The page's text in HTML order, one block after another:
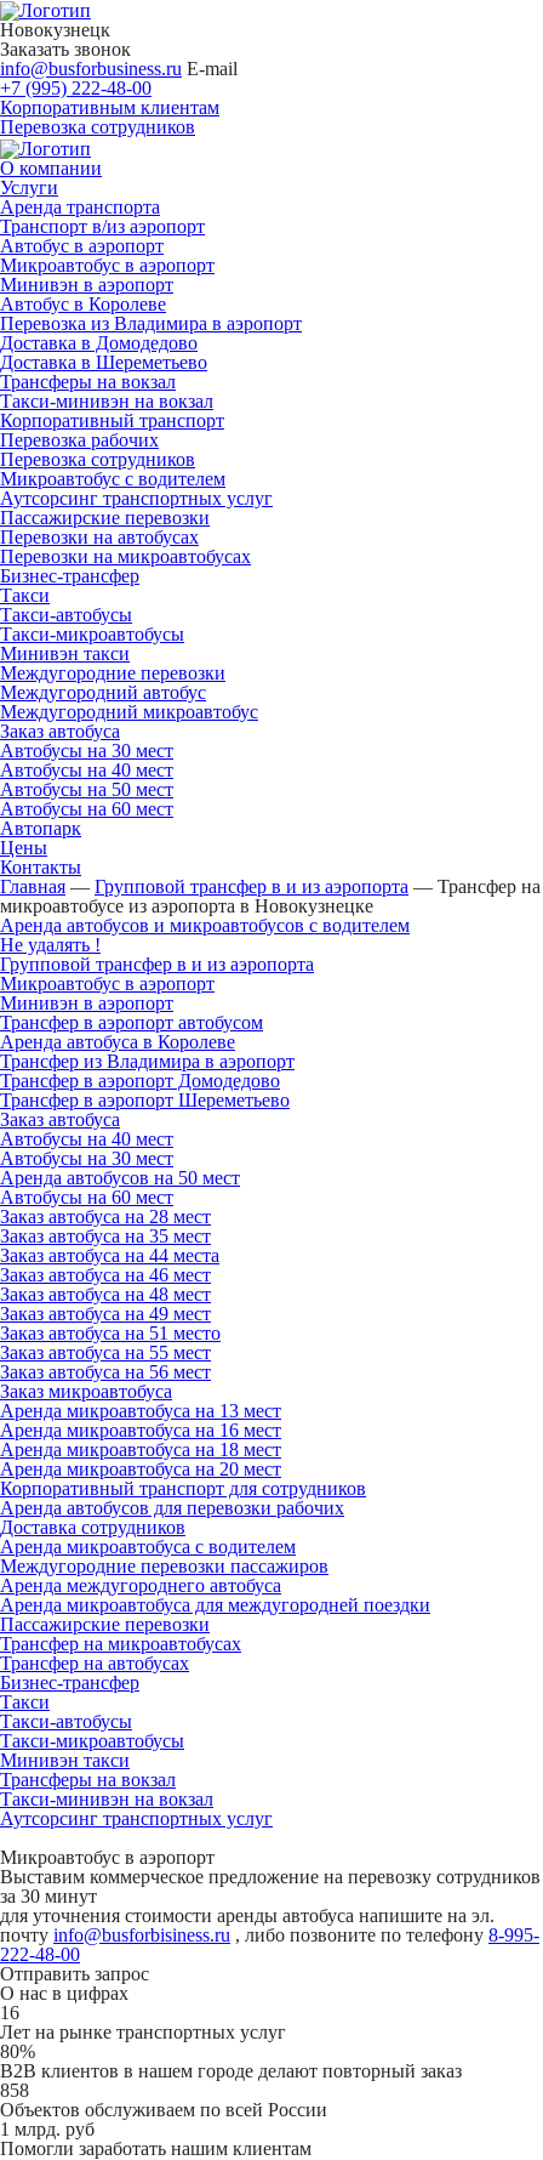
Новокузнецк
Заказать звонок
info@busforbusiness.ru E-mail
+7 (995) 222-48-00
Корпоративным клиентам
Перевозка сотрудников
О компании
Услуги
Аренда транспорта
Транспорт в/из аэропорт
Автобус в аэропорт
Микроавтобус в аэропорт
Минивэн в аэропорт
Автобус в Королеве
Перевозка из Владимира в аэропорт
Доставка в Домодедово
Доставка в Шереметьево
Трансферы на вокзал
Такси-минивэн на вокзал
Корпоративный транспорт
Перевозка рабочих
Перевозка сотрудников
Микроавтобус с водителем
Аутсорсинг транспортных услуг
Пассажирские перевозки
Перевозки на автобусах
Перевозки на микроавтобусах
Бизнес-трансфер
Такси
Такси-автобусы
Такси-микроавтобусы
Минивэн такси
Междугородние перевозки
Междугородний автобус
Междугородний микроавтобус
Заказ автобуса
Автобусы на 30 мест
Автобусы на 40 мест
Автобусы на 50 мест
Автобусы на 60 мест
Автопарк
Цены
Контакты
Главная — Групповой трансфер в и из аэропорта — Трансфер на
микроавтобусе из аэропорта в Новокузнецке
Аренда автобусов и микроавтобусов с водителем
Не удалять !
Групповой трансфер в и из аэропорта
Микроавтобус в аэропорт
Минивэн в аэропорт
Трансфер в аэропорт автобусом
Аренда автобуса в Королеве
Трансфер из Владимира в аэропорт
Трансфер в аэропорт Домодедово
Трансфер в аэропорт Шереметьево
Заказ автобуса
Автобусы на 40 мест
Автобусы на 30 мест
Аренда автобусов на 50 мест
Автобусы на 60 мест
Заказ автобуса на 28 мест
Заказ автобуса на 35 мест
Заказ автобуса на 44 места
Заказ автобуса на 46 мест
Заказ автобуса на 48 мест
Заказ автобуса на 49 мест
Заказ автобуса на 51 место
Заказ автобуса на 55 мест
Заказ автобуса на 56 мест
Заказ микроавтобуса
Аренда микроавтобуса на 13 мест
Аренда микроавтобуса на 16 мест
Аренда микроавтобуса на 18 мест
Аренда микроавтобуса на 20 мест
Корпоративный транспорт для сотрудников
Аренда автобусов для перевозки рабочих
Доставка сотрудников
Аренда микроавтобуса с водителем
Междугородние перевозки пассажиров
Аренда междугороднего автобуса
Аренда микроавтобуса для междугородней поездки
Пассажирские перевозки
Трансфер на микроавтобусах
Трансфер на автобусах
Бизнес-трансфер
Такси
Такси-автобусы
Такси-микроавтобусы
Минивэн такси
Трансферы на вокзал
Такси-минивэн на вокзал
Аутсорсинг транспортных услуг
Микроавтобус в аэропорт
Выставим коммерческое предложение на перевозку сотрудников
за 30 минут
для уточнения стоимости аренды автобуса напишите на эл.
почту info@busforbisiness.ru , либо позвоните по телефону 8-995-
222-48-00
Отправить запрос
О нас в цифрах
16
Лет на рынке транспортных услуг
80%
B2B клиентов в нашем городе делают повторный заказ
858
Объектов обслуживаем по всей России
1 млрд. руб
Помогли заработать нашим клиентам